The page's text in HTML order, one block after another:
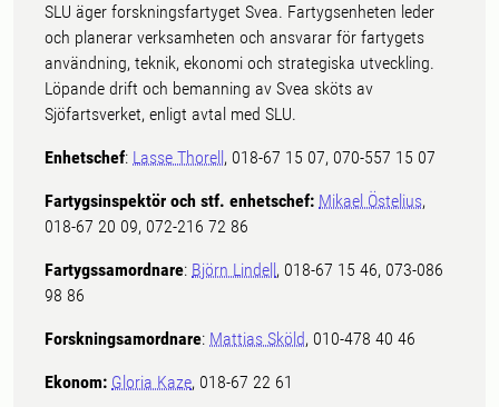
SLU äger forskningsfartyget Svea. Fartygsenheten leder
och planerar verksamheten och ansvarar för fartygets
användning, teknik, ekonomi och strategiska utveckling.
Löpande drift och bemanning av Svea sköts av
Sjöfartsverket, enligt avtal med SLU.
Enhetschef: Lasse Thorell , 018-67 15 07, 070-557 15 07
Fartygsinspektör och stf. enhetschef: Mikael Östelius,
018-67 20 09, 072-216 72 86
Fartygssamordnare: Björn Lindell , 018-67 15 46, 073-086
98 86
Forskningsamordnare: Mattias Sköld, 010-478 40 46
Ekonom: Gloria Kaze, 018-67 22 61